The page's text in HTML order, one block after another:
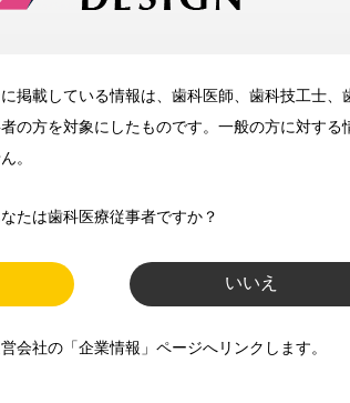
掲載している情報は、歯科医師、歯科技工士、
の方を対象にしたものです。一般の方に対する
。
たは歯科医療従事者ですか？
いいえ
会社の「企業情報」ページへリンクします。
ールマガジンでお届け
科衛生士、歯科技工士）に
します。